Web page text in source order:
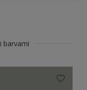
barvami